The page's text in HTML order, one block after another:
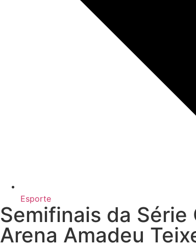
Esporte
Semifinais da
Arena Amadeu